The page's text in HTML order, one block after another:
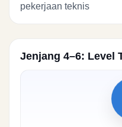
pekerjaan teknis
Jenjang 4–6: Level